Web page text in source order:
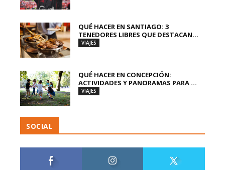
QUÉ HACER EN SANTIAGO: 3
TENEDORES LIBRES QUE DESTACAN...
VIAJES
QUÉ HACER EN CONCEPCIÓN:
ACTIVIDADES Y PANORAMAS PARA ...
VIAJES
SOCIAL